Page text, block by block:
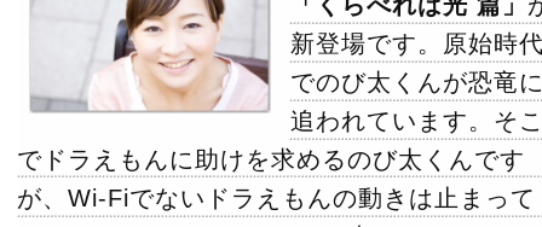
新登場です。原始時
でのび太くんが恐竜
追われています。そ
でドラえもんに助けを求めるのび太くんです
が、Wi-Fiでないドラえもんの動きは止まって